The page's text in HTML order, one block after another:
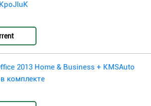
2013 Home & Business + KMSAuto
комплекте